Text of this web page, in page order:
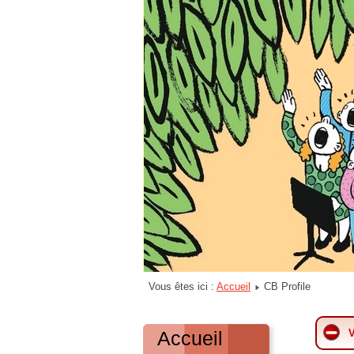
Vous êtes ici : Accueil CB Profile
Accueil